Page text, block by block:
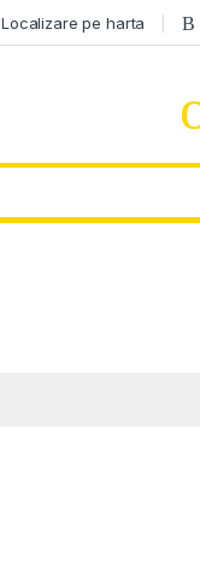
Localizare pe harta